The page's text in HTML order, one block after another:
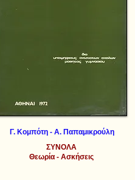
Γ. Κομπότη - Α. Παπαμικρούλη
ΣΥΝΟΛΑ
Θεωρία - Ασκήσεις